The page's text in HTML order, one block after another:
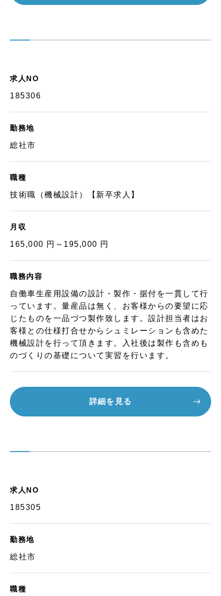
求人NO
185306
勤務地
総社市
職種
技術職（機械設計）【新卒求人】
月収
165,000 円～195,000 円
職務内容
自働車生産用設備の設計・製作・据付を一貫して行
っています。量産品は無く、お客様からの要望に応
じたものを一品づつ製作致します。設計担当者はお
客様との仕様打合せからシュミレーションも含めた
機械設計を行って頂きます。入社後は製作も含めも
のづくりの基礎について実習を行います。
詳細を見る
求人NO
185305
勤務地
総社市
職種